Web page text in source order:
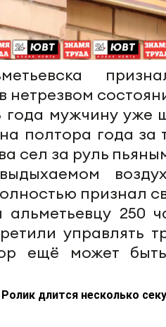
нетрезвом
года мужчину уже
полтора года за
сел за руль
признал
250
управлять
ещё может
Ролик длится несколько